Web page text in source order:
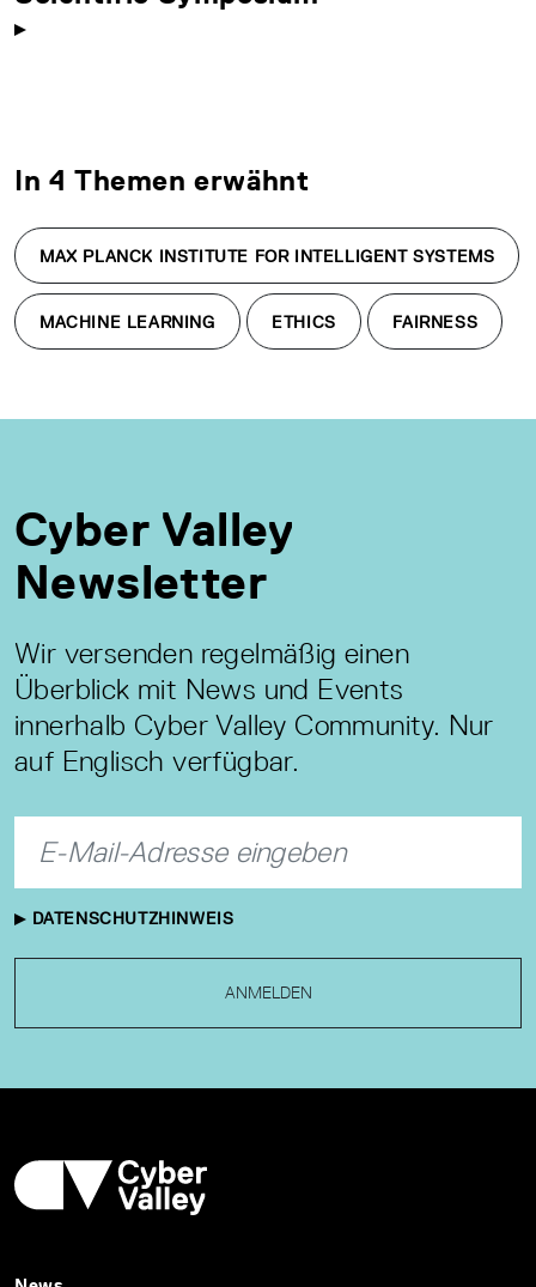
In 4 Themen erwähnt
MAX PLANCK INSTITUTE FOR INTELLIGENT SYSTEMS
MACHINE LEARNING ETHICS FAIRNESS
Cyber Valley
Newsletter
Wir versenden regelmäßig einen
Überblick mit News und Events
innerhalb Cyber Valley Community. Nur
auf Englisch verfügbar.
DATENSCHUTZHINWEIS
ANMELDEN